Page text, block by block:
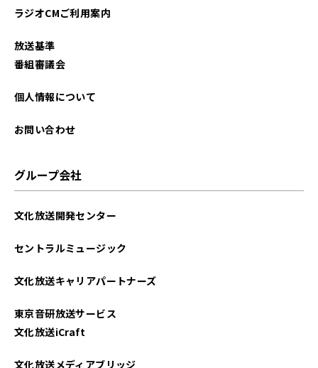
ラジオCMご利用案内
放送基準
番組審議会
個人情報について
お問い合わせ
グループ会社
文化放送開発センター
セントラルミュージック
文化放送キャリアパートナーズ
東京音研放送サービス
文化放送iCraft
文化放送メディアブリッジ